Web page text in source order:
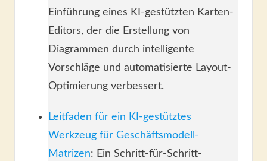
Einführung eines KI-gestützten Karten-
Editors, der die Erstellung von
Diagrammen durch intelligente
Vorschläge und automatisierte Layout-
Optimierung verbessert.
Leitfaden für ein KI-gestütztes
Werkzeug für Geschäftsmodell-
Matrizen: Ein Schritt-für-Schritt-